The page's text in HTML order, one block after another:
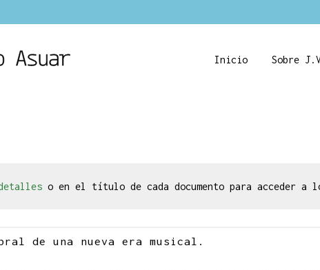
Inicio Sobre
o en el título de cada documento para acceder a
de una nueva era musical.